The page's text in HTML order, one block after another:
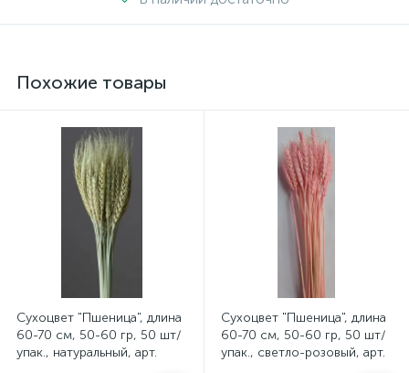
Похожие товары
Сухоцвет "Пшеница", длина
60-70 см, 50-60 гр, 50 шт/
упак., натуральный, арт.
Сухоцвет "Пшеница", длина
60-70 см, 50-60 гр, 50 шт/
упак., светло-розовый, арт.